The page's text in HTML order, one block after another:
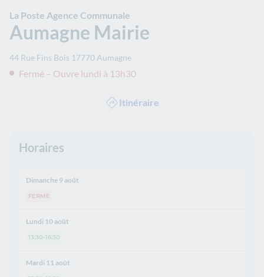
La Poste Agence Communale
Aumagne Mairie
44 Rue Fins Bois 17770 Aumagne
Fermé – Ouvre lundi à 13h30
Itinéraire
Horaires
Dimanche 9 août
FERME
Lundi 10 août
13:30-16:30
Mardi 11 août